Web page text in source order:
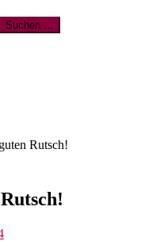
Suchen …
Rutsch!